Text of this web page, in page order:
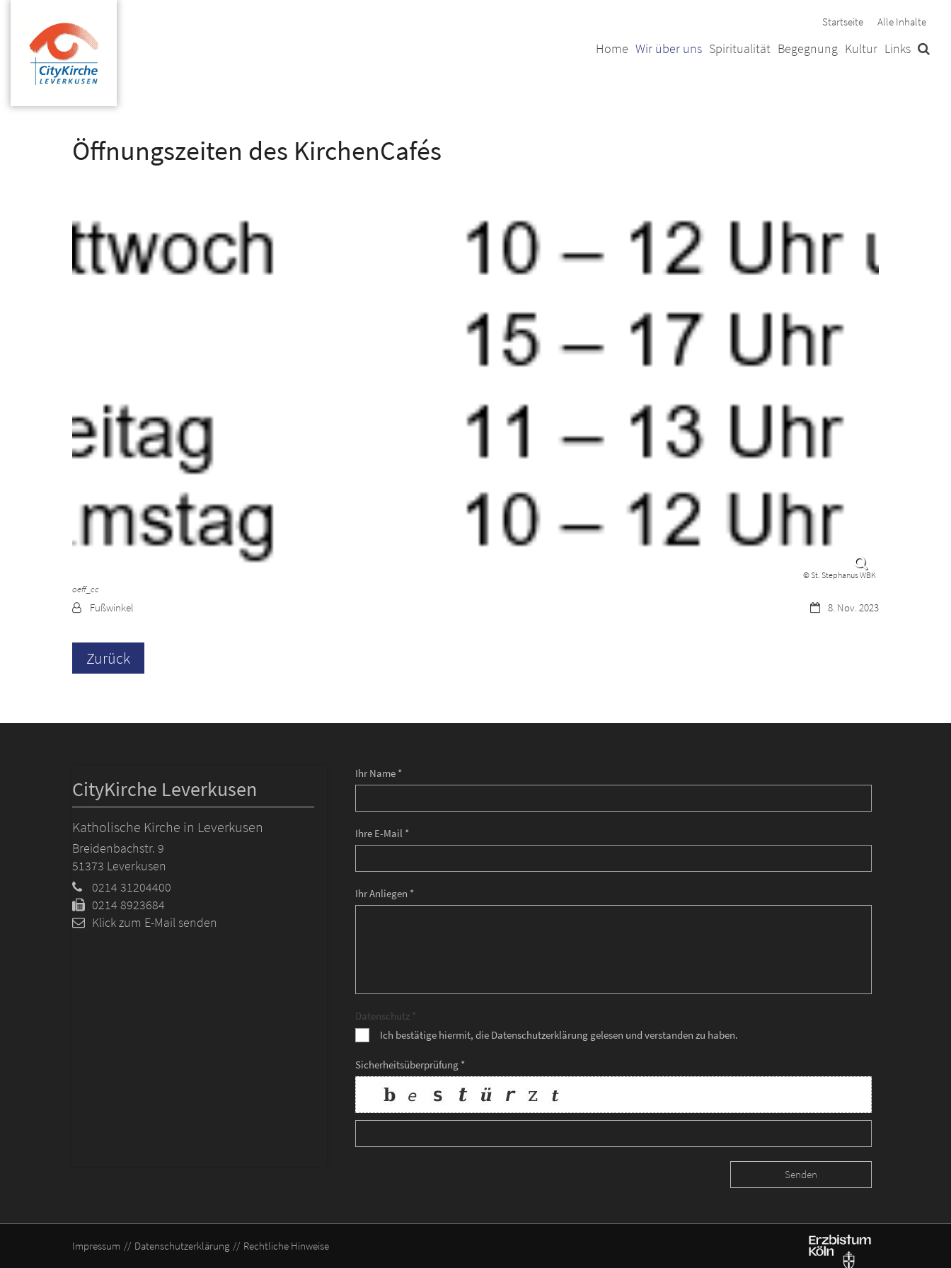
Startseite Alle Inhalte
Home Wir über uns Spiritualität Begegnung Kultur Links
Öffnungszeiten des KirchenCafés
© St. Stephanus WBK
oeff_cc
Datum:8. Nov. 2023
Von: Fußwinkel
Zurück
Ihr Name *
Ihre E-Mail *
Ihr Anliegen *
Datenschutz *
Ich bestätige hiermit, die Datenschutzerklärung gelesen und verstanden zu haben.
Sicherheitsüberprüfung *
CityKirche Leverkusen
Katholische Kirche in Leverkusen
Breidenbachstr. 9
51373 Leverkusen
0214 31204400
0214 8923684
Klick zum E-Mail senden
Impressum Datenschutzerklärung Rechtliche Hinweise